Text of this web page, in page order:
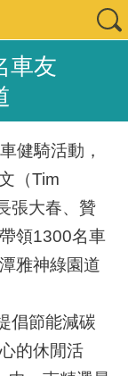
車友
健騎活動，
（Tim
張大春、贊
領1300名車
雅神綠園道
倡節能減碳
的休閒活